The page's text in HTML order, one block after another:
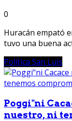
0
Huracán empató
tuvo una buena
Política San Luis
Poggi"ni
nuestro, ni